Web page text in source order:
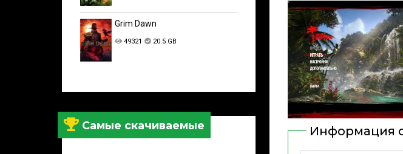
Grim Dawn
49321 20.5 GB
Самые скачиваемые Информация